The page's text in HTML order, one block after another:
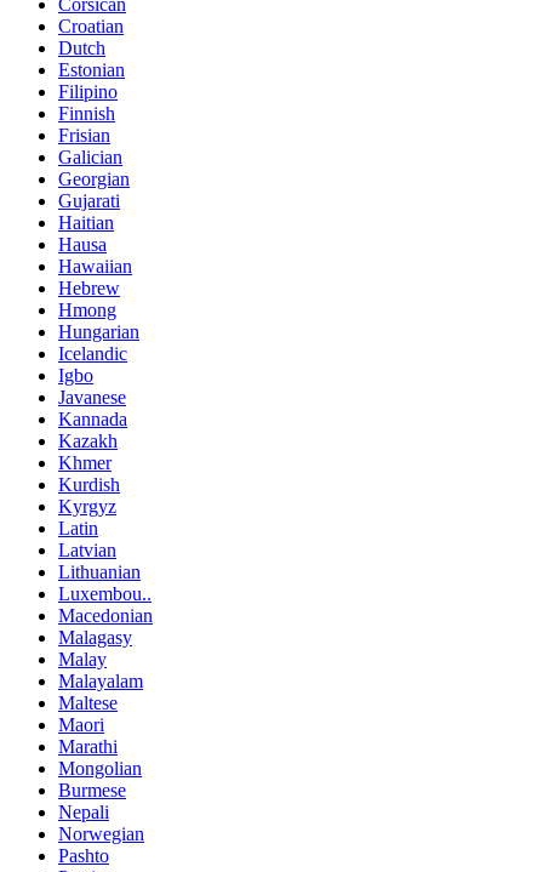
Corsican
Croatian
Dutch
Estonian
Filipino
Finnish
Frisian
Galician
Georgian
Gujarati
Haitian
Hausa
Hawaiian
Hebrew
Hmong
Hungarian
Icelandic
Igbo
Javanese
Kannada
Kazakh
Khmer
Kurdish
Kyrgyz
Latin
Latvian
Lithuanian
Luxembou..
Macedonian
Malagasy
Malay
Malayalam
Maltese
Maori
Marathi
Mongolian
Burmese
Nepali
Norwegian
Pashto